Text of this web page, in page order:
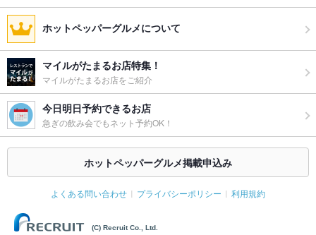
ホットペッパーグルメについて
マイルがたまるお店特集！
マイルがたまるお店をご紹介
今日明日予約できるお店
急ぎの飲み会でもネット予約OK！
ホットペッパーグルメ掲載申込み
よくある問い合わせ プライバシーポリシー 利用規約
(C) Recruit Co., Ltd.